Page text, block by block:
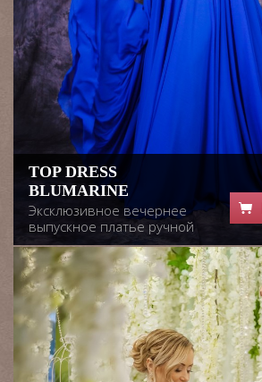
TOP DRESS
BLUMARINE
Эксклюзивное вечернее
выпускное платье ручной
работы, лиф украшен
кружевными
аппликациями с
маечкой,расшит
бисером,юбка в форме
солнца,из тончаешего
шифона.Размер 44-
46.Возможен пошив в
разных цветах.